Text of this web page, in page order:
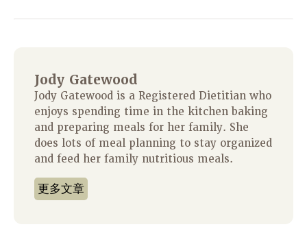
Jody Gatewood
Jody Gatewood is a Registered Dietitian who
enjoys spending time in the kitchen baking
and preparing meals for her family. She
does lots of meal planning to stay organized
and feed her family nutritious meals.
更多文章